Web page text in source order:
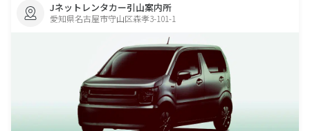
Jネットレンタカー引山案内所
愛知県名古屋市守山区森孝3-101-1